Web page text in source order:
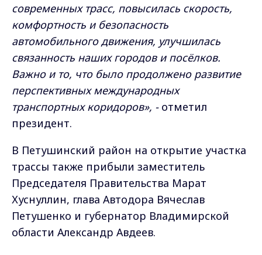
современных трасс, повысилась скорость,
комфортность и безопасность
автомобильного движения, улучшилась
связанность наших городов и посёлков.
Важно и то, что было продолжено развитие
перспективных международных
транспортных коридоров», - отметил
президент.
В Петушинский район на открытие участка
трассы также прибыли заместитель
Председателя Правительства Марат
Хуснуллин, глава Автодора Вячеслав
Петушенко и губернатор Владимирской
области Александр Авдеев.